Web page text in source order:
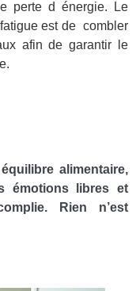
perte d énergie. Le
est de combler
afin de garantir le
alimentaire,
émotions libres et
Rien n’est